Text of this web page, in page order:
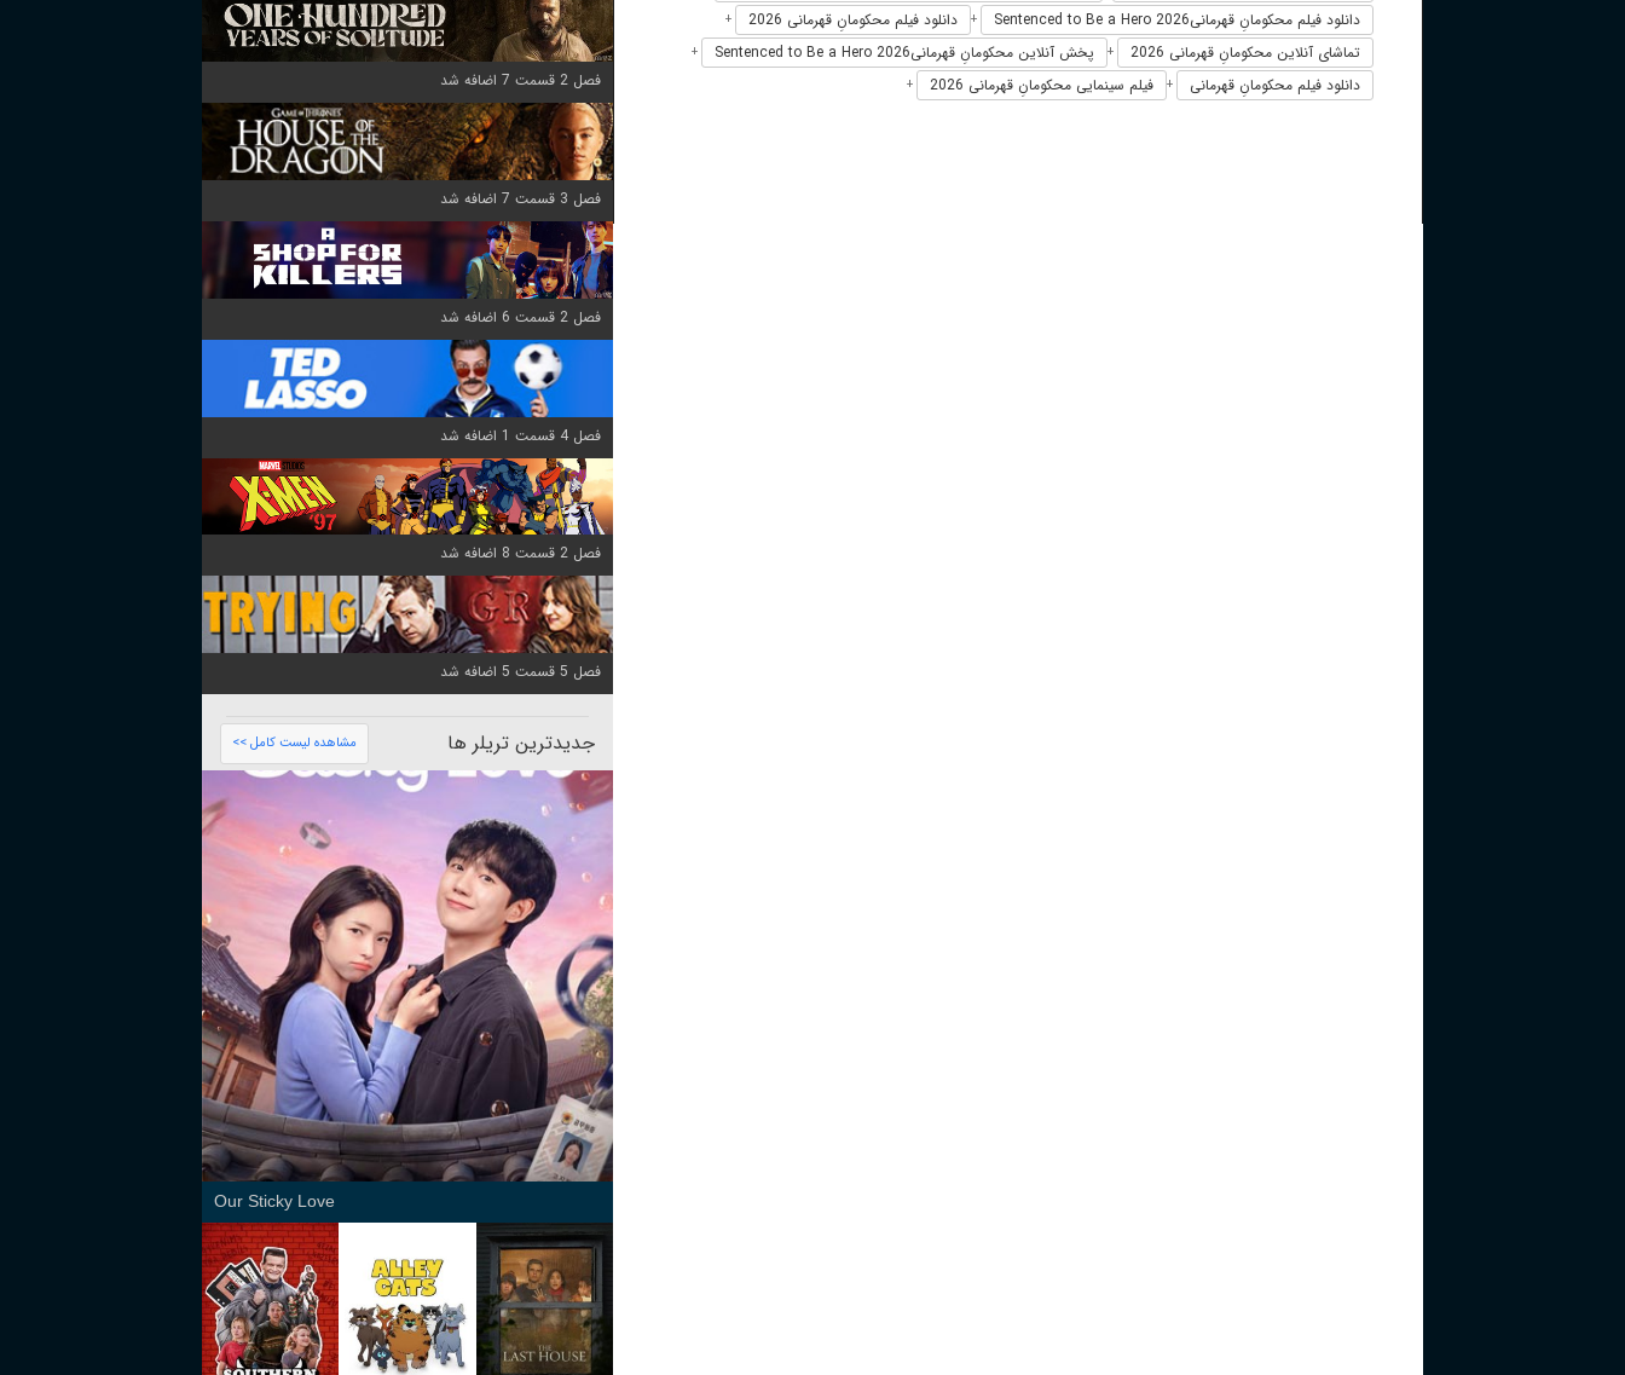
دانلود فیلم محکومانِ قهرمانیSentenced to Be a Hero 2026 + دانلود فیلم محکومانِ قهرمانی 2026 +
تماشای آنلاین محکومانِ قهرمانی 2026 + پخش آنلاین محکومانِ قهرمانیSentenced to Be a Hero 2026 +
دانلود فیلم محکومانِ قهرمانی + فیلم سینمایی محکومانِ قهرمانی 2026 + فصل 2 قسمت 7 اضافه شد
فصل 3 قسمت 7 اضافه شد
فصل 2 قسمت 6 اضافه شد
فصل 4 قسمت 1 اضافه شد
فصل 2 قسمت 8 اضافه شد
فصل 5 قسمت 5 اضافه شد
جدیدترین تریلر ها مشاهده لیست کامل >>
Our Sticky Love